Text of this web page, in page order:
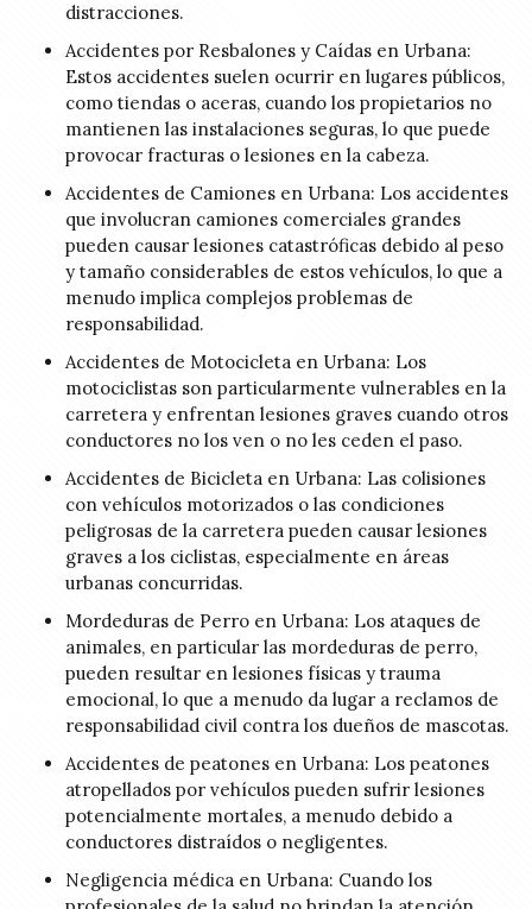
distracciones.
Accidentes por Resbalones y Caídas en Urbana:
Estos accidentes suelen ocurrir en lugares públicos,
como tiendas o aceras, cuando los propietarios no
mantienen las instalaciones seguras, lo que puede
provocar fracturas o lesiones en la cabeza.
Accidentes de Camiones en Urbana: Los accidentes
que involucran camiones comerciales grandes
pueden causar lesiones catastróficas debido al peso
y tamaño considerables de estos vehículos, lo que a
menudo implica complejos problemas de
responsabilidad.
Accidentes de Motocicleta en Urbana: Los
motociclistas son particularmente vulnerables en la
carretera y enfrentan lesiones graves cuando otros
conductores no los ven o no les ceden el paso.
Accidentes de Bicicleta en Urbana: Las colisiones
con vehículos motorizados o las condiciones
peligrosas de la carretera pueden causar lesiones
graves a los ciclistas, especialmente en áreas
urbanas concurridas.
Mordeduras de Perro en Urbana: Los ataques de
animales, en particular las mordeduras de perro,
pueden resultar en lesiones físicas y trauma
emocional, lo que a menudo da lugar a reclamos de
responsabilidad civil contra los dueños de mascotas.
Accidentes de peatones en Urbana: Los peatones
atropellados por vehículos pueden sufrir lesiones
potencialmente mortales, a menudo debido a
conductores distraídos o negligentes.
Negligencia médica en Urbana: Cuando los